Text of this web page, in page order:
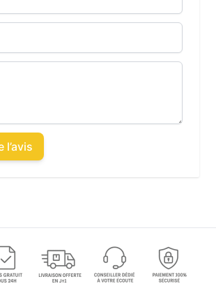
l’avis